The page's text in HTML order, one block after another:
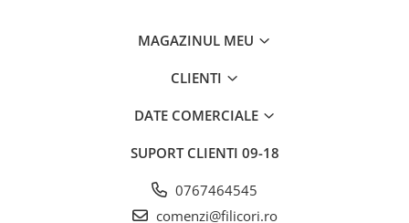
MAGAZINUL MEU
CLIENTI
DATE COMERCIALE
SUPORT CLIENTI 09-18
0767464545
comenzi@filicori.ro